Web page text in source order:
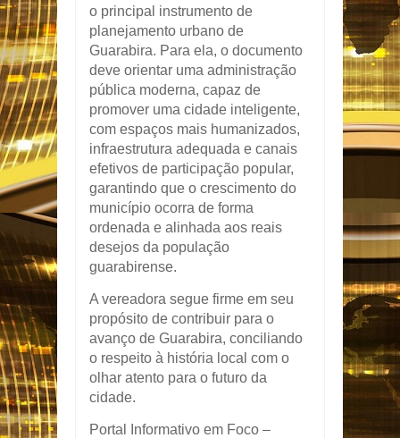
o principal instrumento de
planejamento urbano de
Guarabira. Para ela, o documento
deve orientar uma administração
pública moderna, capaz de
promover uma cidade inteligente,
com espaços mais humanizados,
infraestrutura adequada e canais
efetivos de participação popular,
garantindo que o crescimento do
município ocorra de forma
ordenada e alinhada aos reais
desejos da população
guarabirense.
A vereadora segue firme em seu
propósito de contribuir para o
avanço de Guarabira, conciliando
o respeito à história local com o
olhar atento para o futuro da
cidade.
Portal Informativo em Foco –